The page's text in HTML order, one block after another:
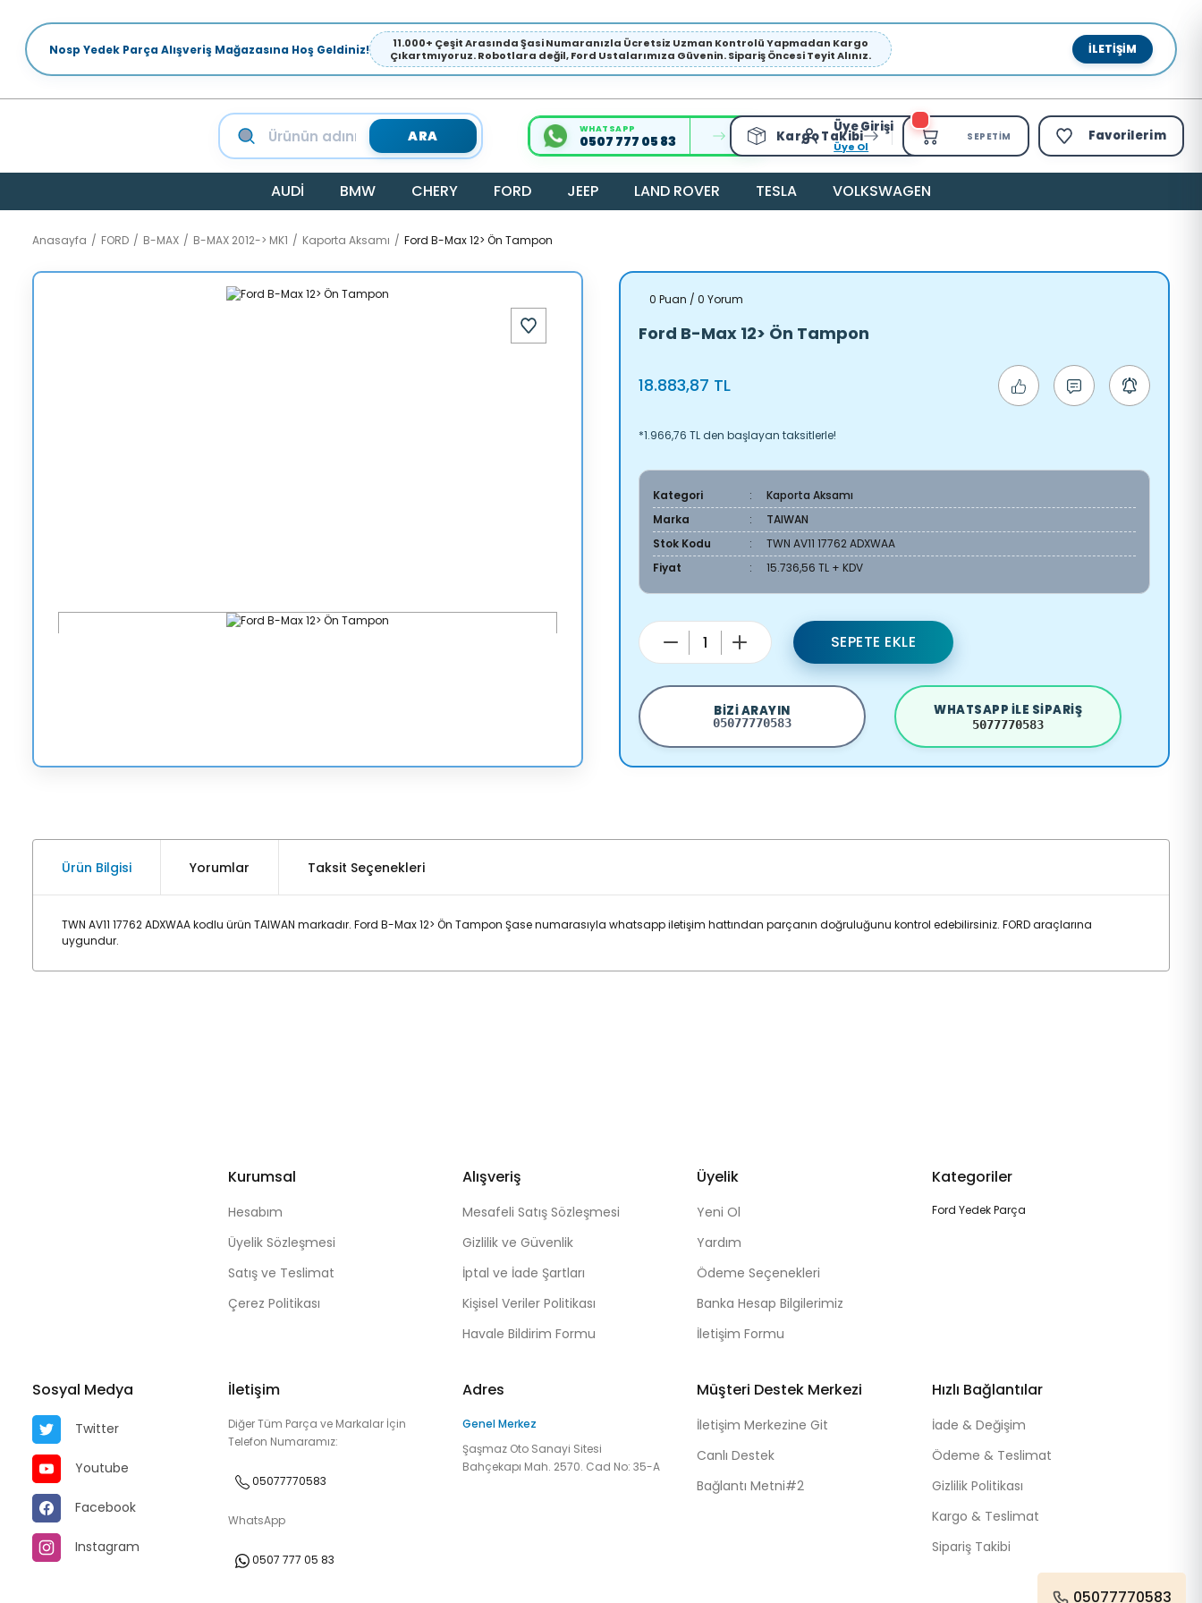
Nosp Yedek Parça Alışveriş Mağazasına Hoş Geldiniz!
11.000+ Çeşit Arasında Şasi Numaranızla Ücretsiz Uzman Kontrolü Yapmadan Kargo
Çıkartmıyoruz. Robotlara değil, Ford Ustalarımıza Güvenin. Sipariş Öncesi Teyit Alınız.
İLETIŞIM
ARA WHATSAPP
0507 777 05 83 Kargo Takibi
Üye Girişi
Üye Ol
SEPETIM Favorilerim
AUDİ BMW CHERY FORD JEEP LAND ROVER TESLA VOLKSWAGEN
Anasayfa FORD B-MAX B-MAX 2012-> MK1 Kaporta Aksamı Ford B-Max 12> Ön Tampon
0 Puan / 0 Yorum
Ford B-Max 12> Ön Tampon
18.883,87 TL
*1.966,76 TL den başlayan taksitlerle!
Kategori
Kaporta Aksamı
Marka
TAIWAN
Stok Kodu
TWN AV11 17762 ADXWAA
Fiyat
15.736,56 TL + KDV
SEPETE EKLE
BIZI ARAYIN
05077770583
WHATSAPP ILE SIPARIŞ
5077770583
Ürün Bilgisi Yorumlar Taksit Seçenekleri
TWN AV11 17762 ADXWAA kodlu ürün TAIWAN markadır. Ford B-Max 12> Ön Tampon Şase numarasıyla whatsapp iletişim hattından parçanın doğruluğunu kontrol edebilirsiniz. FORD araçlarına
uygundur.
Kurumsal
Hesabım
Üyelik Sözleşmesi
Satış ve Teslimat
Çerez Politikası
Alışveriş
Mesafeli Satış Sözleşmesi
Gizlilik ve Güvenlik
İptal ve İade Şartları
Kişisel Veriler Politikası
Havale Bildirim Formu
Üyelik
Yeni Ol
Yardım
Ödeme Seçenekleri
Banka Hesap Bilgilerimiz
İletişim Formu
Kategoriler
Ford Yedek Parça
Sosyal Medya
Twitter
Youtube
Facebook
Instagram
İletişim
Diğer Tüm Parça ve Markalar İçin
Telefon Numaramız:
05077770583
WhatsApp
0507 777 05 83
Adres
Genel Merkez
Şaşmaz Oto Sanayi Sitesi
Bahçekapı Mah. 2570. Cad No: 35-A
Müşteri Destek Merkezi
İletişim Merkezine Git
Canlı Destek
Bağlantı Metni#2
Hızlı Bağlantılar
İade & Değişim
Ödeme & Teslimat
Gizlilik Politikası
Kargo & Teslimat
Sipariş Takibi
05077770583